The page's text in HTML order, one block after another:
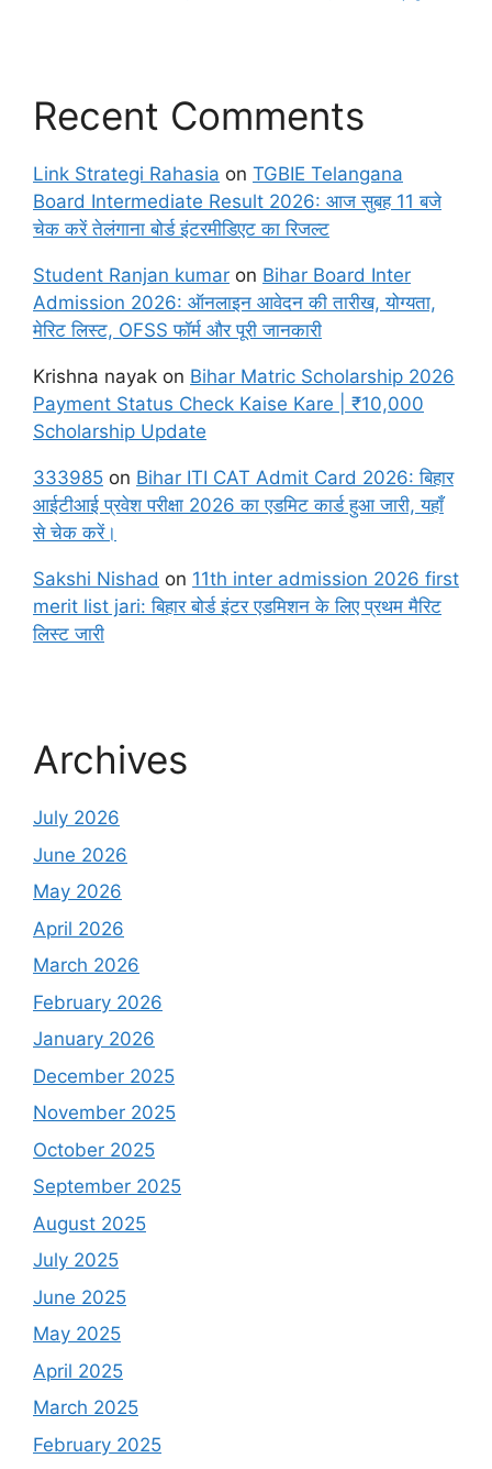
Recent Comments
Link Strategi Rahasia on TGBIE Telangana
Board Intermediate Result 2026: आज सुबह 11 बजे
चेक करें तेलंगाना बोर्ड इंटरमीडिएट का रिजल्ट
Student Ranjan kumar on Bihar Board Inter
Admission 2026: ऑनलाइन आवेदन की तारीख, योग्यता,
मेरिट लिस्ट, OFSS फॉर्म और पूरी जानकारी
Krishna nayak on Bihar Matric Scholarship 2026
Payment Status Check Kaise Kare | ₹10,000
Scholarship Update
333985 on Bihar ITI CAT Admit Card 2026: बिहार
आईटीआई प्रवेश परीक्षा 2026 का एडमिट कार्ड हुआ जारी, यहाँ
से चेक करें।
Sakshi Nishad on 11th inter admission 2026 first
merit list jari: बिहार बोर्ड इंटर एडमिशन के लिए प्रथम मैरिट
लिस्ट जारी
Archives
July 2026
June 2026
May 2026
April 2026
March 2026
February 2026
January 2026
December 2025
November 2025
October 2025
September 2025
August 2025
July 2025
June 2025
May 2025
April 2025
March 2025
February 2025